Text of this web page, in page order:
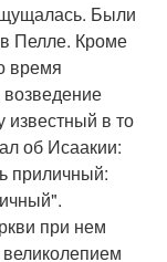
Были
Пелле. Кроме
время
известный в то
об Исаакии:
приличный:
при нем